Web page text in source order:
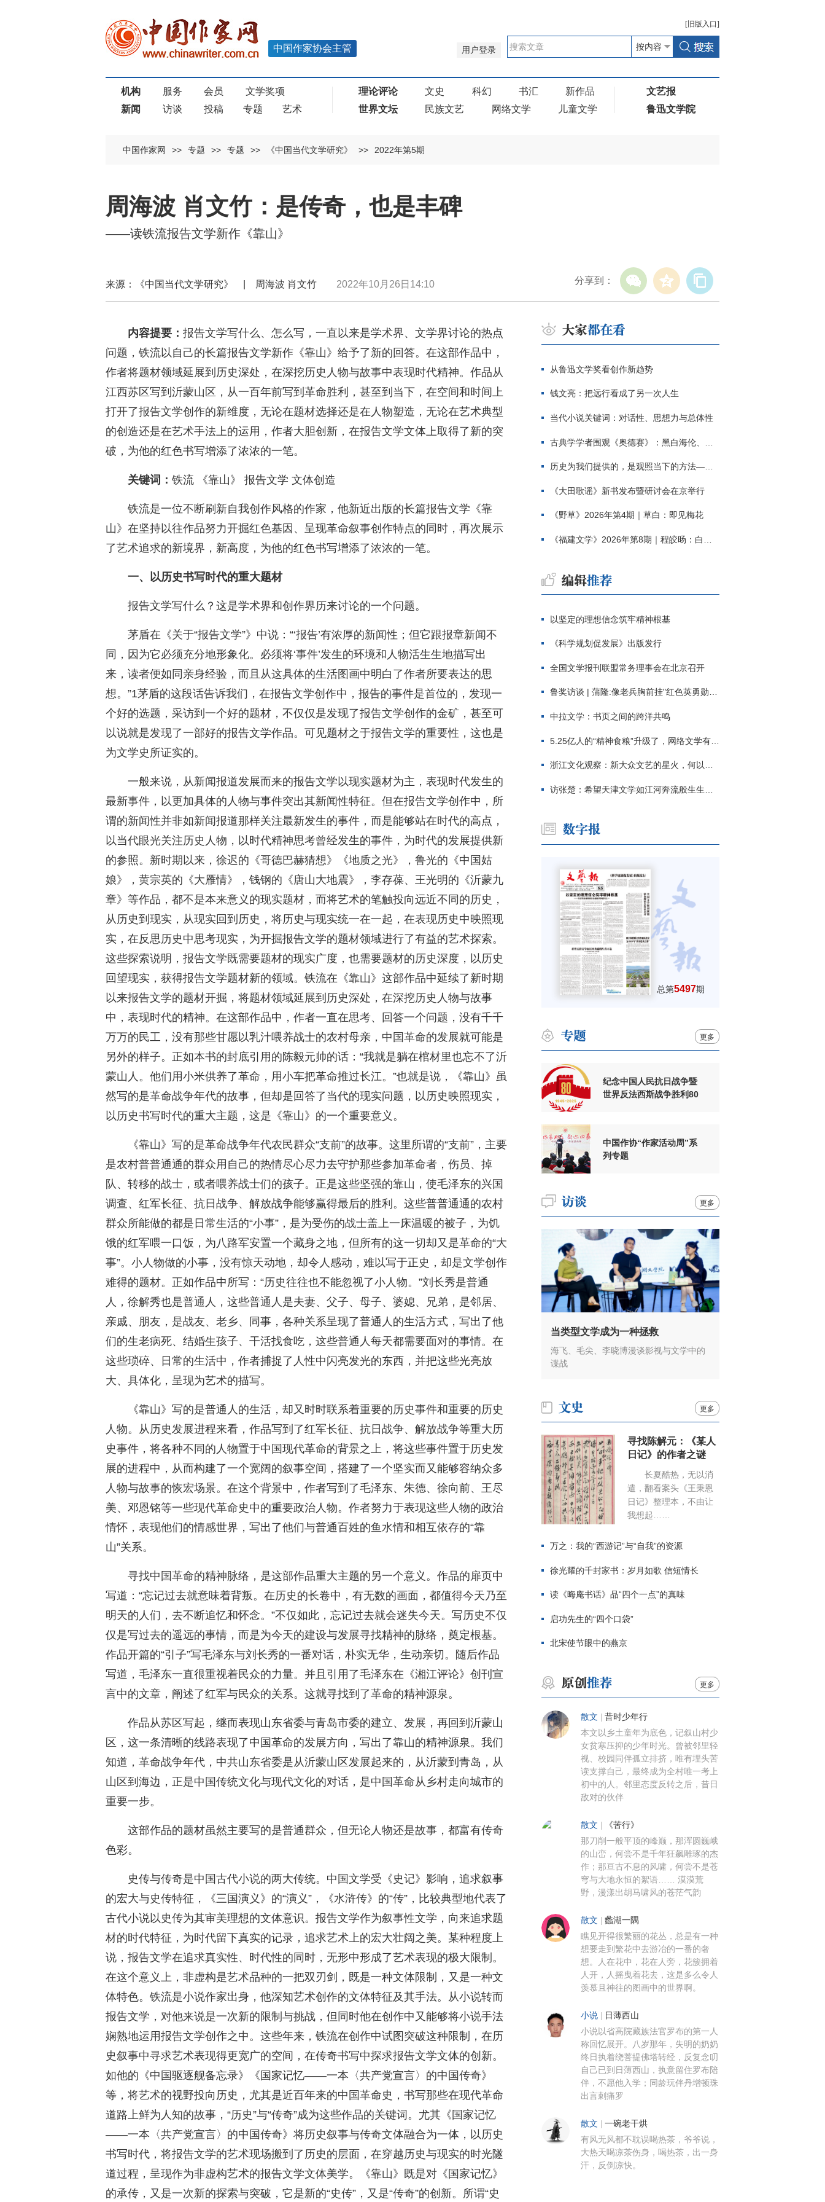
[ 旧版 入口]
用户登录
中国作家协会主管
机构 服务 会员
文学奖项
新闻
访谈 投稿 专题 艺术
理论评论 文史 科幻 书汇
新作品
世界文坛
民族文艺 网络文学 儿童文学
文艺报
鲁迅文学院
中国作家网 >> 专题 >> 专题 >> 《中国当代文学研究》 >> 2022年第5期
周海波 肖文竹：是传奇，也是丰碑
——读铁流报告文学新作《靠山》
分享到：
来源：《中国当代文学研究》 | 周海波 肖文竹 2022年10月26日14:10
内容提要： 报告文学写什么、怎么写，一直以来是学术界、文学界讨论的热点
问题，铁流以自己的长篇报告文学新作《靠山》给予了新的回答。在这部作品中，
作者将题材领域延展到历史深处，在深挖历史人物与故事中表现时代精神。作品从
江西苏区写到沂蒙山区，从一百年前写到革命胜利，甚至到当下，在空间和时间上
打开了报告文学创作的新维度，无论在题材选择还是在人物塑造，无论在艺术典型
的创造还是在艺术手法上的运用，作者大胆创新，在报告文学文体上取得了新的突
破，为他的红色书写增添了浓浓的一笔。
关键词： 铁流 《靠山》 报告文学 文体创造
铁流是一位不断刷新自我创作风格的作家，他新近出版的长篇报告文学《靠
山》在坚持以往作品努力开掘红色基因、呈现革命叙事创作特点的同时，再次展示
了艺术追求的新境界，新高度，为他的红色书写增添了浓浓的一笔。
一、以历史书写时代的重大题材
报告文学写什么？这是学术界和创作界历来讨论的一个问题。
茅盾在《关于“报告文学”》中说：“‘报告’有浓厚的新闻性；但它跟报章新闻不
同，因为它必须充分地形象化。必须将‘事件’发生的环境和人物活生生地描写出
来，读者便如同亲身经验，而且从这具体的生活图画中明白了作者所要表达的思
想。”1茅盾的这段话告诉我们，在报告文学创作中，报告的事件是首位的，发现一
个好的选题，采访到一个好的题材，不仅仅是发现了报告文学创作的金矿，甚至可
以说就是发现了一部好的报告文学作品。可见题材之于报告文学的重要性，这也是
为文学史所证实的。
一般来说，从新闻报道发展而来的报告文学以现实题材为主，表现时代发生的
最新事件，以更加具体的人物与事件突出其新闻性特征。但在报告文学创作中，所
谓的新闻性并非如新闻报道那样关注最新发生的事件，而是能够站在时代的高点，
以当代眼光关注历史人物，以时代精神思考曾经发生的事件，为时代的发展提供新
的参照。新时期以来，徐迟的《哥德巴赫猜想》《地质之光》，鲁光的《中国姑
娘》，黄宗英的《大雁情》，钱钢的《唐山大地震》，李存葆、王光明的《沂蒙九
章》等作品，都不是本来意义的现实题材，而将艺术的笔触投向远近不同的历史，
从历史到现实，从现实回到历史，将历史与现实统一在一起，在表现历史中映照现
实，在反思历史中思考现实，为开掘报告文学的题材领域进行了有益的艺术探索。
这些探索说明，报告文学既需要题材的现实广度，也需要题材的历史深度，以历史
回望现实，获得报告文学题材新的领域。铁流在《靠山》这部作品中延续了新时期
以来报告文学的题材开掘，将题材领域延展到历史深处，在深挖历史人物与故事
中，表现时代的精神。在这部作品中，作者一直在思考、回答一个问题，没有千千
万万的民工，没有那些甘愿以乳汁喂养战士的农村母亲，中国革命的发展就可能是
另外的样子。正如本书的封底引用的陈毅元帅的话：“我就是躺在棺材里也忘不了沂
蒙山人。他们用小米供养了革命，用小车把革命推过长江。”也就是说，《靠山》虽
然写的是革命战争年代的故事，但却是回答了当代的现实问题，以历史映照现实，
以历史书写时代的重大主题，这是《靠山》的一个重要意义。
《靠山》写的是革命战争年代农民群众“支前”的故事。这里所谓的“支前”，主要
是农村普普通通的群众用自己的热情尽心尽力去守护那些参加革命者，伤员、掉
队、转移的战士，或者喂养战士们的孩子。正是这些坚强的靠山，使毛泽东的兴国
调查、红军长征、抗日战争、解放战争能够赢得最后的胜利。这些普普通通的农村
群众所能做的都是日常生活的“小事”，是为受伤的战士盖上一床温暖的被子，为饥
饿的红军喂一口饭，为八路军安置一个藏身之地，但所有的这一切却又是革命的“大
事”。小人物做的小事，没有惊天动地，却令人感动，难以写于正史，却是文学创作
难得的题材。正如作品中所写：“历史往往也不能忽视了小人物。”刘长秀是普通
人，徐解秀也是普通人，这些普通人是夫妻、父子、母子、婆媳、兄弟，是邻居、
亲戚、朋友，是战友、老乡、同事，各种关系呈现了普通人的生活方式，写出了他
们的生老病死、结婚生孩子、干活找食吃，这些普通人每天都需要面对的事情。在
这些琐碎、日常的生活中，作者捕捉了人性中闪亮发光的东西，并把这些光亮放
大、具体化，呈现为艺术的描写。
《靠山》写的是普通人的生活，却又时时联系着重要的历史事件和重要的历史
人物。从历史发展进程来看，作品写到了红军长征、抗日战争、解放战争等重大历
史事件，将各种不同的人物置于中国现代革命的背景之上，将这些事件置于历史发
展的进程中，从而构建了一个宽阔的叙事空间，搭建了一个坚实而又能够容纳众多
人物与故事的恢宏场景。在这个背景中，作者写到了毛泽东、朱德、徐向前、王尽
美、邓恩铭等一些现代革命史中的重要政治人物。作者努力于表现这些人物的政治
情怀，表现他们的情感世界，写出了他们与普通百姓的鱼水情和相互依存的“靠
山”关系。
寻找中国革命的精神脉络，是这部作品重大主题的另一个意义。作品的扉页中
写道：“忘记过去就意味着背叛。在历史的长卷中，有无数的画面，都值得今天乃至
明天的人们，去不断追忆和怀念。”不仅如此，忘记过去就会迷失今天。写历史不仅
仅是写过去的遥远的事情，而是为今天的建设与发展寻找精神的脉络，奠定根基。
作品开篇的“引子”写毛泽东与刘长秀的一番对话，朴实无华，生动亲切。随后作品
写道，毛泽东一直很重视着民众的力量。并且引用了毛泽东在《湘江评论》创刊宣
言中的文章，阐述了红军与民众的关系。这就寻找到了革命的精神源泉。
作品从苏区写起，继而表现山东省委与青岛市委的建立、发展，再回到沂蒙山
区，这一条清晰的线路表现了中国革命的发展方向，写出了靠山的精神源泉。我们
知道，革命战争年代，中共山东省委是从沂蒙山区发展起来的，从沂蒙到青岛，从
山区到海边，正是中国传统文化与现代文化的对话，是中国革命从乡村走向城市的
重要一步。
这部作品的题材虽然主要写的是普通群众，但无论人物还是故事，都富有传奇
色彩。
史传与传奇是中国古代小说的两大传统。中国文学受《史记》影响，追求叙事
的宏大与史传特征，《三国演义》的“演义”，《水浒传》的“传”，比较典型地代表了
古代小说以史传为其审美理想的文体意识。报告文学作为叙事性文学，向来追求题
材的时代特征，为时代留下真实的记录，追求艺术上的宏大壮阔之美。某种程度上
说，报告文学在追求真实性、时代性的同时，无形中形成了艺术表现的极大限制。
在这个意义上，非虚构是艺术品种的一把双刃剑，既是一种文体限制，又是一种文
体特色。铁流是小说作家出身，他深知艺术创作的文体特征及其手法。从小说转而
报告文学，对他来说是一次新的限制与挑战，但同时他在创作中又能够将小说手法
娴熟地运用报告文学创作之中。这些年来，铁流在创作中试图突破这种限制，在历
史叙事中寻求艺术表现得更宽广的空间，在传奇书写中探求报告文学文体的创新。
如他的《中国驱逐舰备忘录》《国家记忆——一本〈共产党宣言〉的中国传奇》
等，将艺术的视野投向历史，尤其是近百年来的中国革命史，书写那些在现代革命
道路上鲜为人知的故事，“历史”与“传奇”成为这些作品的关键词。尤其《国家记忆
——一本〈共产党宣言〉的中国传奇》将历史叙事与传奇文体融合为一体，以历史
书写时代，将报告文学的艺术现场搬到了历史的层面，在穿越历史与现实的时光隧
道过程，呈现作为非虚构艺术的报告文学文体美学。《靠山》既是对《国家记忆》
的承传，又是一次新的探索与突破，它是新的“史传”，又是“传奇”的创新。所谓“史
从鲁迅文学奖看创作新趋势
钱文亮：把远行看成了另一次人生
当代小说关键词：对话性、思想力与总体性
古典学学者围观《奥德赛》：黑白海伦、佩涅罗佩的别针与神秘入侵者
历史为我们提供的，是观照当下的方法——历史题材非虚构写作多人谈
《大田歌谣》新书发布暨研讨会在京举行
《野草》2026年第4期｜草白：即见梅花
《福建文学》2026年第8期｜程皎旸：白色公寓
以坚定的理想信念筑牢精神根基
《科学规划促发展》出版发行
全国文学报刊联盟常务理事会在北京召开
鲁奖访谈 | 蒲隆:像老兵胸前挂"红色英勇勋章"
中拉文学：书页之间的跨洋共鸣
5.25亿人的“精神食粮”升级了，网络文学有了哪些新变化？
浙江文化观察：新大众文艺的星火，何以燎原？
访张楚：希望天津文学如江河奔流般生生不息
总第5497期
更多
纪念中国人民抗日战争暨
世界反法西斯战争胜利80
中国作协“作家活动周”系
列专题
更多
当类型文学成为一种拯救
海飞、毛尖、李晓博漫谈影视与文学中的
谍战
更多
寻找陈解元：《某人
日记》的作者之谜
长夏酷热，无以消
遣，翻看案头《王秉恩
日记》整理本，不由让
我想起……
万之：我的“西游记”与“自我”的资源
徐光耀的千封家书：岁月如歌 信短情长
读《晦庵书话》品“四个一点”的真味
启功先生的“四个口袋”
北宋使节眼中的燕京
更多
散文 昔时少年行
本文以乡土童年为底色，记叙山村少
女贫寒压抑的少年时光。曾被邻里轻
视、校园同伴孤立排挤，唯有埋头苦
读支撑自己，最终成为全村唯一考上
初中的人。邻里态度反转之后，昔日
敌对的伙伴
散文 《苦行》
那刀削一般平顶的峰巅，那浑圆巍峨
的山峦，何尝不是千年狂飙雕琢的杰
作；那亘古不息的风啸，何尝不是苍
穹与大地永恒的絮语…… 漠漠荒
野，漫漾出胡马啸风的苍茫气韵
散文 蠡湖一隅
瞧见开得很繁丽的花丛，总是有一种
想要走到繁花中去游冶的一番的奢
想。人在花中，花在人旁，花簇拥着
人开，人摇曳着花去，这是多么令人
羡慕且神往的图画中的世界啊。
小说 日薄西山
小说以省高院藏族法官罗布的第一人
称回忆展开。八岁那年，失明的奶奶
终日执着绕菩提佛塔转经，反复念叨
自己已到日薄西山，执意留住罗布陪
伴，不愿他入学；同龄玩伴丹增顿珠
出言刺痛罗
散文 一碗老干烘
有风无风都不耽误喝热茶，爷爷说，
大热天喝凉茶伤身，喝热茶，出一身
汗，反倒凉快。